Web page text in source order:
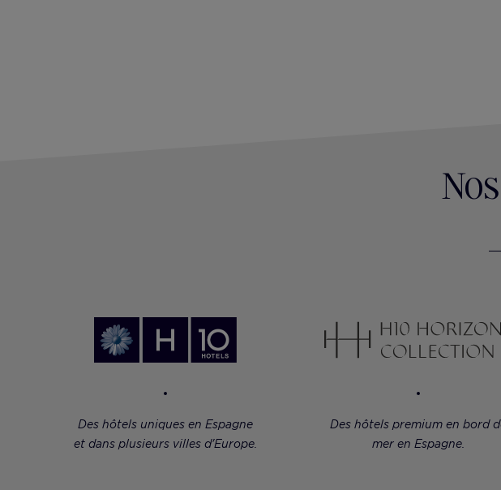
Des hôtels uniques en Espagne
et dans plusieurs villes d'Europe.
Des hôtels premium en bord
mer en Espagne.